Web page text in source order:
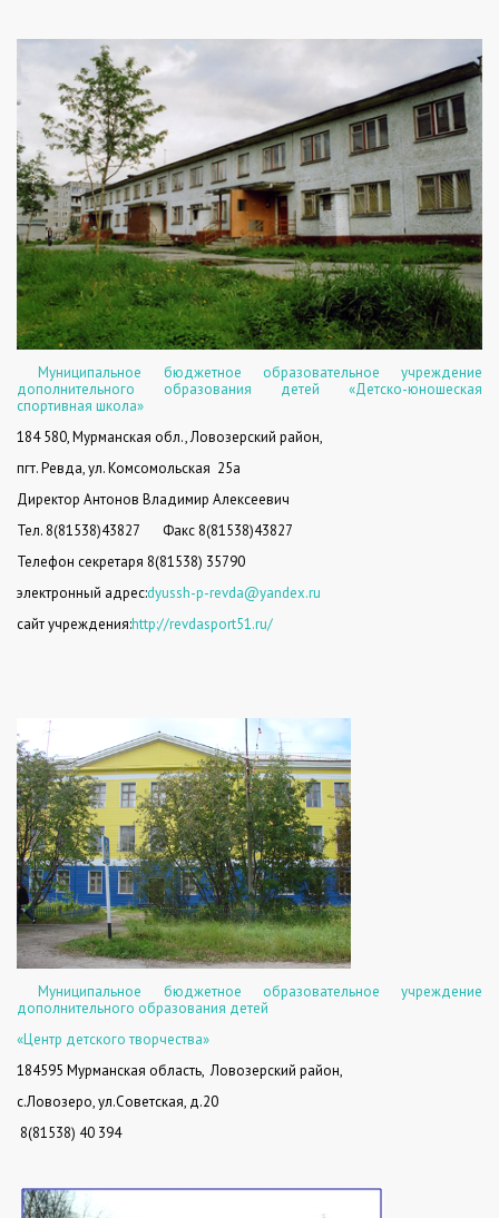
Муниципальное бюджетное образовательное учреждение
дополнительного образования детей «Детско-юношеская
спортивная школа»
184 580, Мурманская обл., Ловозерский район,
пгт. Ревда, ул. Комсомольская 25а
Директор Антонов Владимир Алексеевич
Тел. 8(81538)43827
Факс 8(81538)43827
Телефон секретаря 8(81538) 35790
электронный адрес:dyussh-p-revda@yandex.ru
сайт учреждения:http://revdasport51.ru/
Муниципальное бюджетное образовательное учреждение
дополнительного образования детей
«Центр детского творчества»
184595 Мурманская область, Ловозерский район,
с.Ловозеро, ул.Советская, д.20
8(81538) 40 394